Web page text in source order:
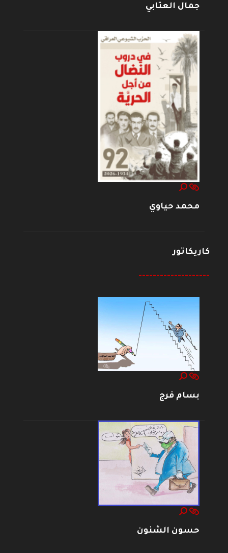
جمال العتابي
محمد حياوي
كاريكاتور
--------------------
بسام فرج
حسون الشنون